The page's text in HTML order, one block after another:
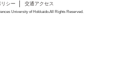
交通アクセス
シー
University of Hokkaido.All Rights Reserved.